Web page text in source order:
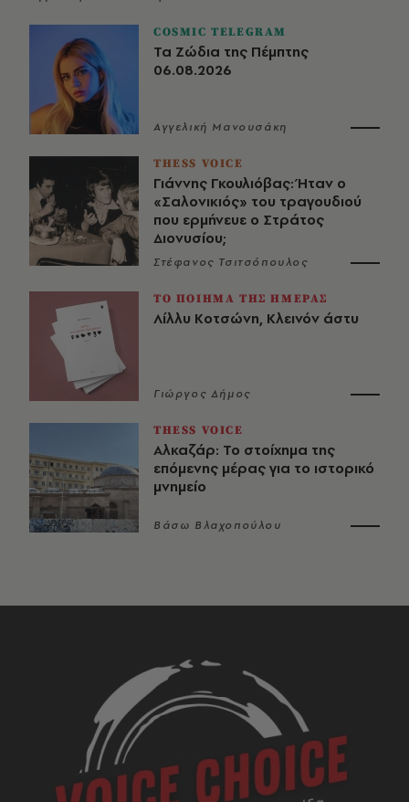
COSMIC TELEGRAM
Τα Ζώδια της Πέμπτης
06.08.2026
Αγγελική Μανουσάκη
THESS VOICE
Γιάννης Γκουλιόβας: Ήταν ο
«Σαλονικιός» του τραγουδιού
που ερμήνευε ο Στράτος
Διονυσίου;
Στέφανος Τσιτσόπουλος
ΤΟ ΠΟΙΗΜΑ ΤΗΣ ΗΜΕΡΑΣ
Λίλλυ Κοτσώνη, Κλεινόν άστυ
Γιώργος Δήμος
THESS VOICE
Αλκαζάρ: Το στοίχημα της
επόμενης μέρας για το ιστορικό
μνημείο
Βάσω Βλαχοπούλου